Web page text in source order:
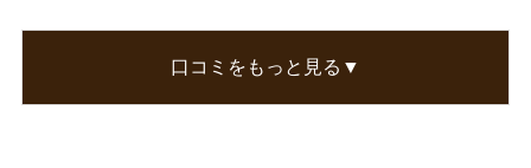
高齢ですがあさ、一番に飲んでいます。
口コミをもっと見る▼